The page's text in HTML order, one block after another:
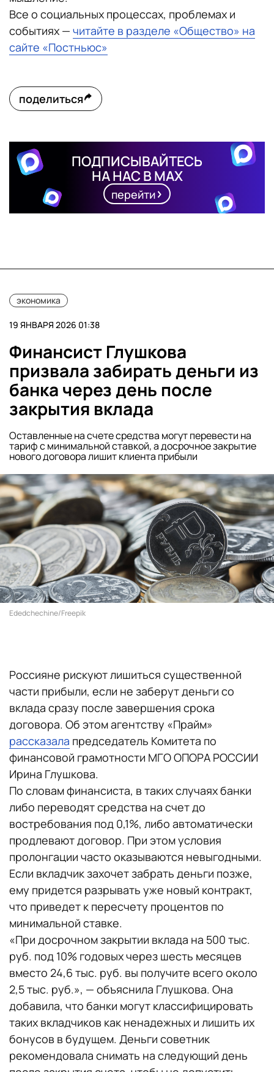
Все о социальных процессах, проблемах и
событиях — читайте в разделе «Общество» на
сайте «Постньюс»
поделиться
ПОДПИСЫВАЙТЕСЬ
НА НАС В MAX
перейти
экономика
19 ЯНВАРЯ 2026 01:38
Финансист Глушкова
призвала забирать деньги из
банка через день после
закрытия вклада
Оставленные на счете средства могут перевести на
тариф с минимальной ставкой, а досрочное закрытие
нового договора лишит клиента прибыли
Ededchechine/Freepik
Россияне рискуют лишиться существенной
части прибыли, если не заберут деньги со
вклада сразу после завершения срока
договора. Об этом агентству «Прайм»
рассказала председатель Комитета по
финансовой грамотности МГО ОПОРА РОССИИ
Ирина Глушкова.
По словам финансиста, в таких случаях банки
либо переводят средства на счет до
востребования под 0,1%, либо автоматически
продлевают договор. При этом условия
пролонгации часто оказываются невыгодными.
Если вкладчик захочет забрать деньги позже,
ему придется разрывать уже новый контракт,
что приведет к пересчету процентов по
минимальной ставке.
«При досрочном закрытии вклада на 500 тыс.
руб. под 10% годовых через шесть месяцев
вместо 24,6 тыс. руб. вы получите всего около
2,5 тыс. руб.», — объяснила Глушкова. Она
добавила, что банки могут классифицировать
таких вкладчиков как ненадежных и лишить их
бонусов в будущем. Деньги советник
рекомендовала снимать на следующий день